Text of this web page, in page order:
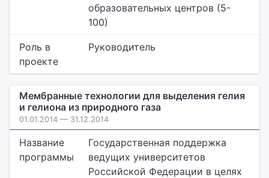
образовательных центров (5-
100)
Роль в
проекте
Руководитель
Мембранные технологии для выделения гелия
и гелиона из природного газа
01.01.2014 — 31.12.2014
Название
программы
Государственная поддержка
ведущих университетов
Российской Федерации в целях